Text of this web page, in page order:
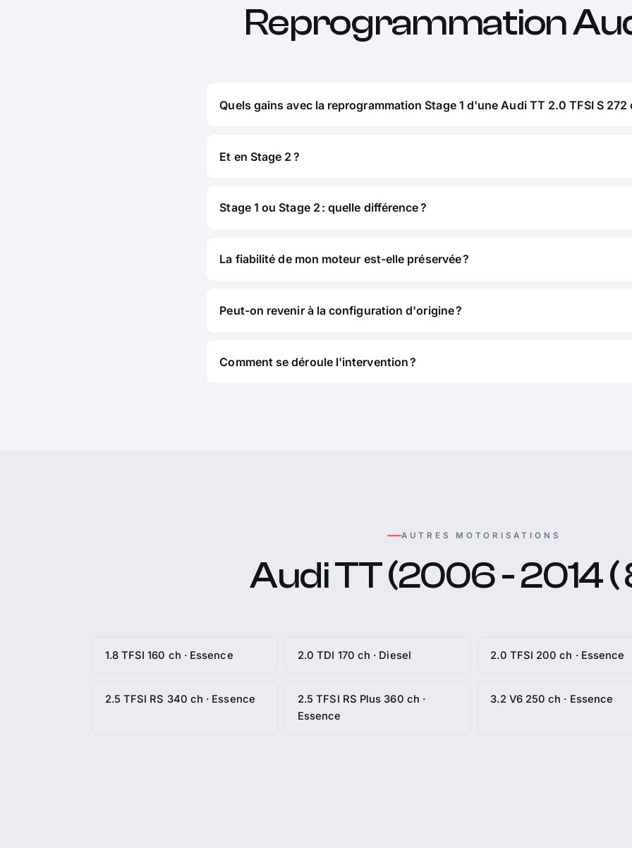
Reprogrammation
Quels gains avec la reprogrammation Stage 1 d'une Audi TT 2.0 TFSI S 272
Et en Stage 2 ?
Stage 1 ou Stage 2 : quelle différence ?
La fiabilité de mon moteur est-elle préservée ?
Peut-on revenir à la configuration d'origine ?
Comment se déroule l'intervention ?
AUTRES MOTORISATIONS
Audi TT (2006 - 2014 (
1.8 TFSI 160 ch · Essence 2.0 TDI 170 ch · Diesel 2.0 TFSI 200 ch · Essence
2.5 TFSI RS 340 ch · Essence
2.5 TFSI RS Plus 360 ch ·
Essence
3.2 V6 250 ch · Essence